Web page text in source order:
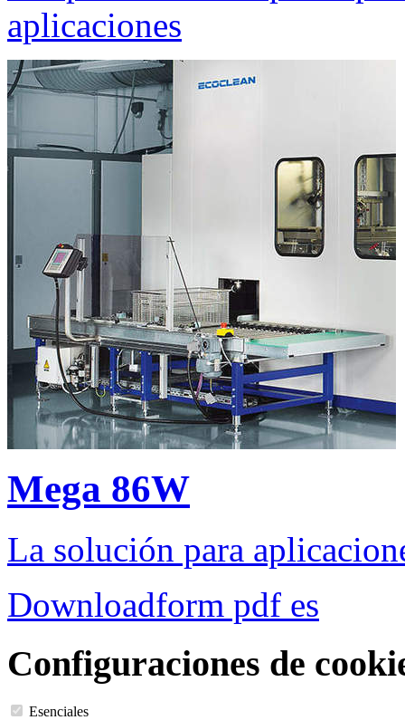
aplicaciones
Mega 86W
La solución para
Downloadform pdf es
Configuraciones de
Esenciales